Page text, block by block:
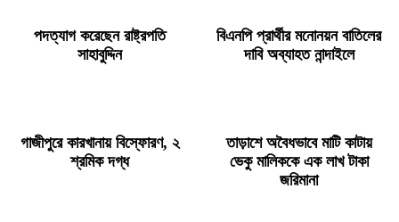
পদত্যাগ করেছেন রাষ্ট্রপতি
সাহাবুদ্দিন
বিএনপি প্রার্থীর মনোনয়ন বাতিলের
দাবি অব্যাহত নান্দাইলে
গাজীপুরে কারখানায় বিস্ফোরণ, ২
শ্রমিক দগ্ধ
তাড়াশে অবৈধভাবে মাটি কাটায়
ভেকু মালিককে এক লাখ টাকা
জরিমানা